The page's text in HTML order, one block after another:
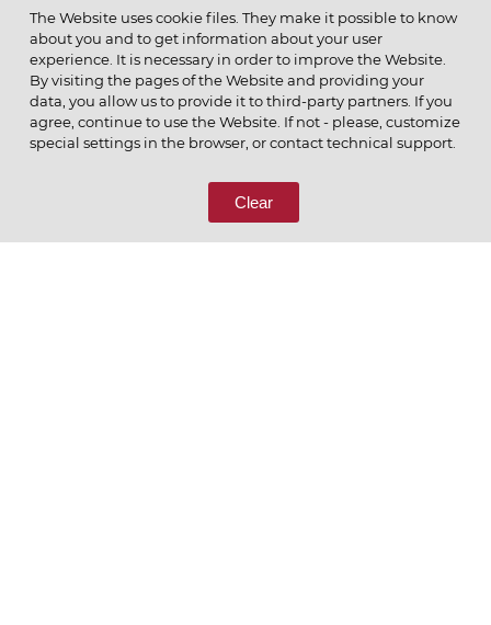
МЕНЮ
© 2026 ОАО
ПОЗВОНИТЕ НАМ
8 (800) 333-65-66
The Website uses cookie files. They make it possible to know
about you and to get information about your user
experience. It is necessary in order to improve the Website.
By visiting the pages of the Website and providing your
data, you allow us to provide it to third-party partners. If you
agree, continue to use the Website. If not - please, customize
special settings in the browser, or contact technical support.
Clear